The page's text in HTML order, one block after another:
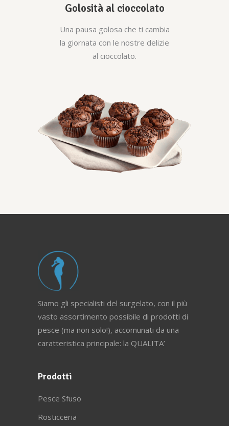
Golosità al cioccolato
Una pausa golosa che ti cambia
la giornata con le nostre delizie
al cioccolato.
Siamo gli specialisti del surgelato, con il più
vasto assortimento possibile di prodotti di
pesce (ma non solo!), accomunati da una
caratteristica principale: la QUALITA’
Prodotti
Pesce Sfuso
Rosticceria